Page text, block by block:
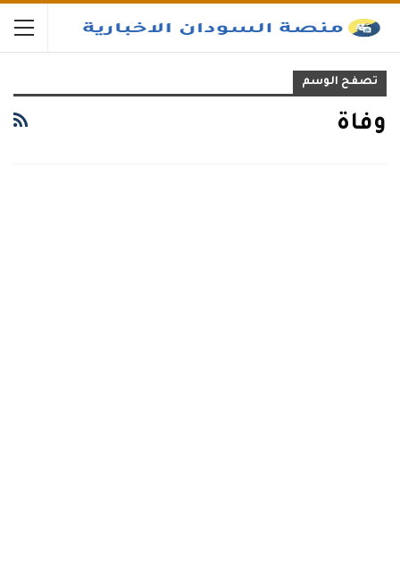
تصفح الوسم
وفاة